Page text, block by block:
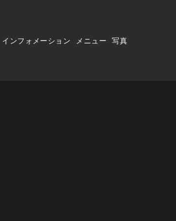
インフォメーション メニュー 写真